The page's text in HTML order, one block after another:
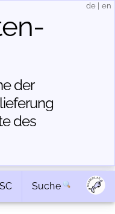
der
des
de en
Suche